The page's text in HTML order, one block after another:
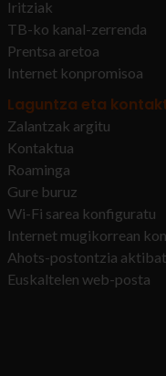
Iritziak
TB-ko kanal-zerrenda
Prentsa aretoa
Internet konpromisoa
Laguntza eta
Zalantzak argitu
Kontaktua
Roaminga
Gure buruz
Wi-Fi sarea konfiguratu
Internet mugikorrean
Ahots-postontzia
Euskaltelen web-posta